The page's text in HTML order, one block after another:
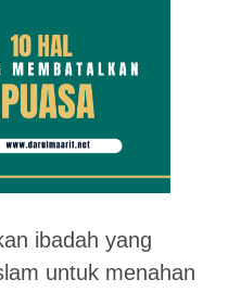
ibadah yang
untuk menahan